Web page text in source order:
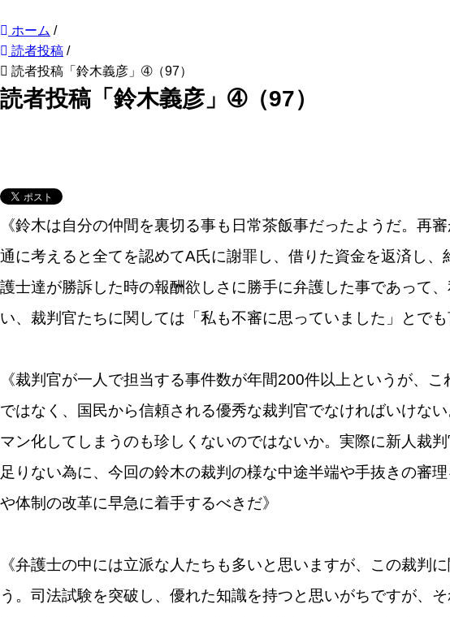
ホーム /
読者投稿 /
読者投稿「鈴木義彦」➃（97）
読者投稿「鈴木義彦」➃（97）
《鈴木は自分の仲間を裏切る事も日常茶飯事だったようだ。
通に考えると全てを認めてA氏に謝罪し、借りた資金を返済し
護士達が勝訴した時の報酬欲しさに勝手に弁護した事であって
い、裁判官たちに関しては「私も不審に思っていました」とで
《裁判官が一人で担当する事件数が年間200件以上というが、
ではなく、国民から信頼される優秀な裁判官でなければいけな
マン化してしまうのも珍しくないのではないか。実際に新人裁
足りない為に、今回の鈴木の裁判の様な中途半端や手抜きの審
や体制の改革に早急に着手するべきだ》
《弁護士の中には立派な人たちも多いと思いますが、この裁判
う。司法試験を突破し、優れた知識を持つと思いがちですが、